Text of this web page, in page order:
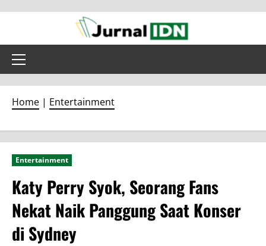
content
Primary
Home | Entertainment
Entertainment
Katy Perry Syok, Seorang Fans
Nekat Naik Panggung Saat Konser
di Sydney